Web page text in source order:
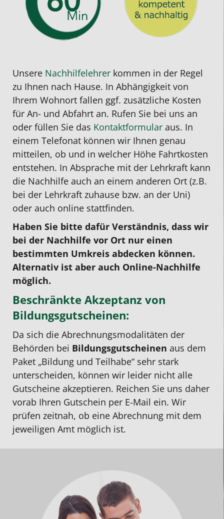
Unsere Nachhilfelehrer kommen in der Regel
zu Ihnen nach Hause. In Abhängigkeit von
Ihrem Wohnort fallen ggf. zusätzliche Kosten
für An- und Abfahrt an. Rufen Sie bei uns an
oder füllen Sie das Kontaktformular aus. In
einem Telefonat können wir Ihnen genau
mitteilen, ob und in welcher Höhe Fahrtkosten
entstehen. In Absprache mit der Lehrkraft kann
die Nachhilfe auch an einem anderen Ort (z.B.
bei der Lehrkraft zuhause bzw. an der Uni)
oder auch online stattfinden.
Haben Sie bitte dafür Verständnis, dass wir
bei der Nachhilfe vor Ort nur einen
bestimmten Umkreis abdecken können.
Alternativ ist aber auch Online-Nachhilfe
möglich.
Beschränkte Akzeptanz von
Bildungsgutscheinen:
Da sich die Abrechnungsmodalitäten der
Behörden bei Bildungsgutscheinen aus dem
Paket „Bildung und Teilhabe“ sehr stark
unterscheiden, können wir leider nicht alle
Gutscheine akzeptieren. Reichen Sie uns daher
vorab Ihren Gutschein per E-Mail ein. Wir
prüfen zeitnah, ob eine Abrechnung mit dem
jeweiligen Amt möglich ist.